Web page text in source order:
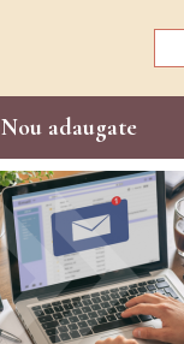
Nou adaugate